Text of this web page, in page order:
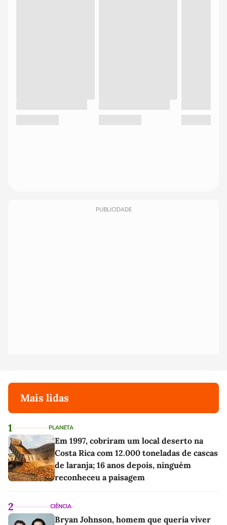
PUBLICIDADE
Mais lidas
1 PLANETA
Em 1997, cobriram um local deserto na
Costa Rica com 12.000 toneladas de cascas
de laranja; 16 anos depois, ninguém
reconheceu a paisagem
2 CIÊNCIA
Bryan Johnson, homem que queria viver